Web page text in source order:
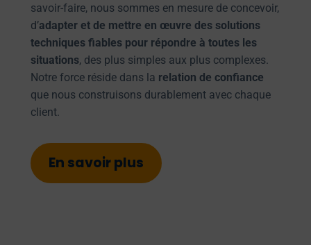
savoir-faire, nous sommes en mesure de concevoir,
d’adapter et de mettre en œuvre des solutions
techniques fiables pour répondre à toutes les
situations, des plus simples aux plus complexes.
Notre force réside dans la relation de confiance
que nous construisons durablement avec chaque
client.
En savoir plus